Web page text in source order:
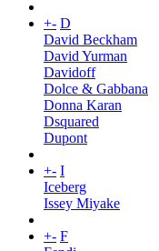
+- D
David Beckham
David Yurman
Davidoff
Dolce & Gabbana
Donna Karan
Dsquared
Dupont
+- I
Iceberg
Issey Miyake
+- F